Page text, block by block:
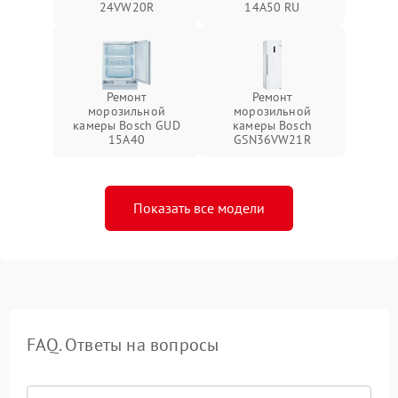
24VW20R
14A50 RU
Ремонт
морозильной
камеры Bosch GUD
15A40
Ремонт
морозильной
камеры Bosch
GSN36VW21R
Показать все модели
FAQ. Ответы на вопросы